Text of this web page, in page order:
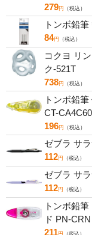
279円 （税込）
トンボ鉛
84円 （税込）
コクヨ リ
ク-521T
738円 （税込）
トンボ鉛
CT-CA4C60
196円 （税込）
ゼブラ サ
112円 （税込）
ゼブラ サ
112円 （税込）
トンボ鉛
ド PN-CRN
211